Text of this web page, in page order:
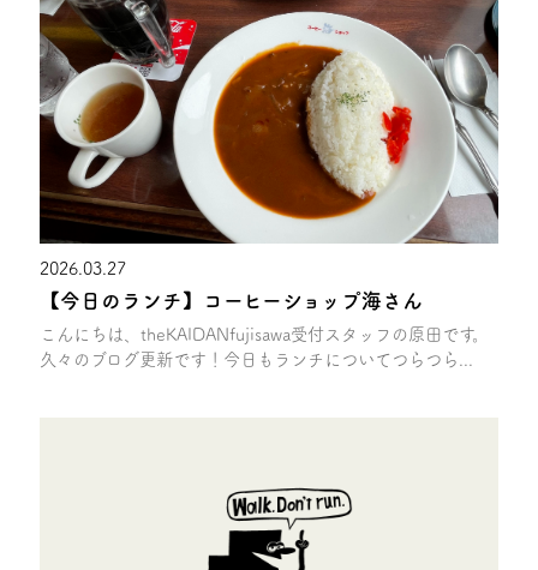
2026.03.27
【今日のランチ】コーヒーショップ海さん
こんにちは、theKAIDANfujisawa受付スタッフの原田です。
久々のブログ更新です！今日もランチについてつらつら...